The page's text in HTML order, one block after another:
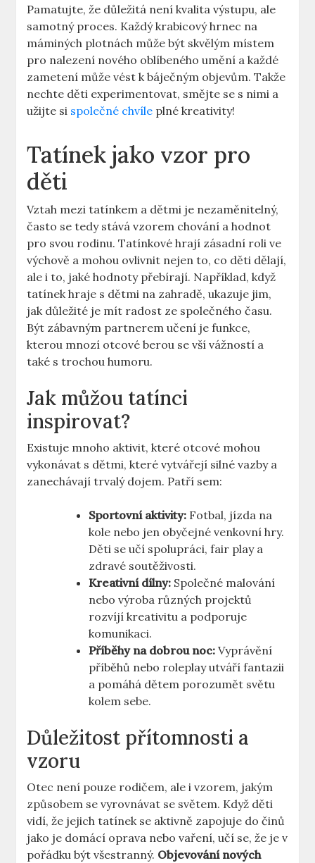
Pamatujte, ⁣že důležitá​ není⁤ kvalita‍ výstupu,⁢ ale
samotný ‍proces. Každý krabicový hrnec na
máminých plotnách může být skvělým⁢ místem
pro‍ nalezení⁣ nového oblíbeného umění a každé
zametení může vést k báječným objevům. Takže
⁤nechte‌ děti experimentovat,⁢ smějte se s nimi a⁤
užijte⁣ si společné chvíle plné kreativity!
Tatínek ‍jako vzor pro
děti
Vztah ‍mezi tatínkem ⁣a dětmi je nezaměnitelný,
často se tedy stává vzorem chování a ⁤hodnot
pro svou rodinu. ‌Tatínkové hrají zásadní roli ve
výchově‌ a mohou​ ovlivnit nejen to, ‍co děti dělají,
ale i to, ⁢jaké hodnoty přebírají. Například, když
tatínek hraje s dětmi na zahradě, ​ukazuje jim,
⁤jak důležité je mít radost ze společného času.
Být ⁤zábavným partnerem učení je funkce,
kterou mnozí otcové berou se vší vážností a
také s trochou humoru.
Jak můžou tatínci⁣
inspirovat?
Existuje mnoho aktivit, které otcové mohou⁣
vykonávat s dětmi, které⁤ vytvářejí silné vazby ‍a
zanechávají trvalý dojem. Patří sem:
Sportovní​ aktivity: Fotbal, jízda na⁣
kole nebo jen obyčejné venkovní hry.
Děti se⁤ učí spolupráci, fair ‍play a
zdravé soutěživosti.
Kreativní ⁢dílny: Společné malování
nebo výroba různých projektů
rozvíjí‌ kreativitu a‌ podporuje
komunikaci.
Příběhy na‍ dobrou noc: ​Vyprávění
příběhů nebo roleplay utváří fantazii
a​ pomáhá dětem porozumět světu
kolem sebe.
Důležitost přítomnosti ⁢a
vzoru
Otec ‌není pouze rodičem, ale ​i vzorem, jakým‌
způsobem‍ se vyrovnávat se světem. Když ​děti
vidí, že jejich tatínek ⁣se⁤ aktivně zapojuje do činů
jako je domácí oprava nebo vaření, učí ⁤se, že⁤ je v
‌pořádku být ‍všestranný. Objevování nových